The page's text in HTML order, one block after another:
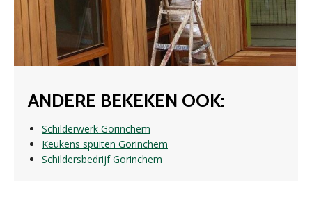
ANDERE BEKEKEN OOK:
Schilderwerk Gorinchem
Keukens spuiten Gorinchem
Schildersbedrijf Gorinchem